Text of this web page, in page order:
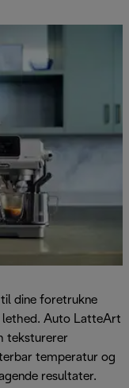
dine foretrukne
Auto LatteArt
teksturerer
temperatur og
resultater.